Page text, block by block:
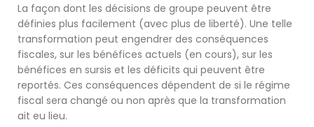
La façon dont les décisions de groupe peuvent être
définies plus facilement (avec plus de liberté). Une telle
transformation peut engendrer des conséquences
fiscales, sur les bénéfices actuels (en cours), sur les
bénéfices en sursis et les déficits qui peuvent être
reportés. Ces conséquences dépendent de si le régime
fiscal sera changé ou non après que la transformation
ait eu lieu.